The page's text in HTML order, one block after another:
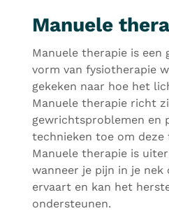
Manuele
Manuele therapie is een
vorm van fysiotherapie
gekeken naar hoe het
Manuele therapie richt
gewrichtsproblemen en
technieken toe om deze
Manuele therapie is
wanneer je pijn in je nek
ervaart en kan het
ondersteunen.